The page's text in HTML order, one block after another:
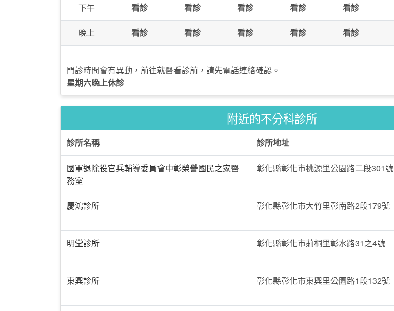
下午 看診 看診 看診 看診 看診
晚上 看診 看診 看診 看診 看診
門診時間會有異動，前往就醫看診前，請先電話連絡確認。
星期六晚上休診
附近的不分科診所
診所名稱 診所地址
國軍退除役官兵輔導委員會中彰榮譽國民之家醫
務室
彰化縣彰化市桃源里公園路二段301號
慶鴻診所 彰化縣彰化市大竹里彰南路2段179號
明堂診所 彰化縣彰化市莿桐里彰水路31之4號
東興診所 彰化縣彰化市東興里公園路1段132號